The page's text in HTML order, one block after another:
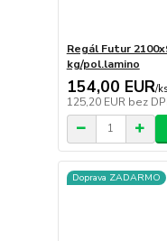
Regál Futur
kg/pol.lamino
154,00 EUR/ks
125,20 EUR bez
Doprava ZADARMO